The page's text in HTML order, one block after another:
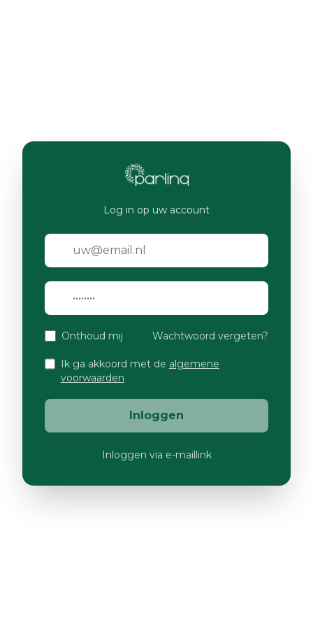
Log in op uw account
Onthoud mij Wachtwoord vergeten?
Ik ga akkoord met de algemene
voorwaarden
Inloggen
Inloggen via e-maillink